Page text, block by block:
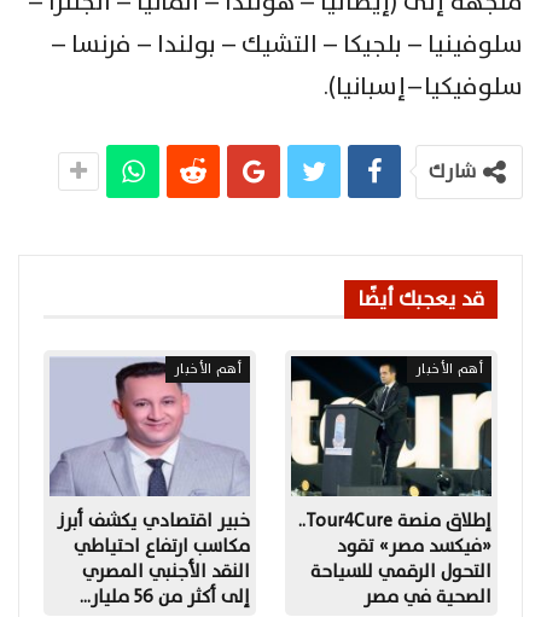
سلوفينيا – بلجيكا – التشيك – بولندا – فرنسا –
سلوفيكيا – إسبانيا).
شارك
قد يعجبك أيضًا
أهم الأخبار
إطلاق منصة Tour4Cure..
«فيكسد مصر» تقود
التحول الرقمي للسياحة
الصحية في مصر
أهم الأخبار
خبير اقتصادي يكشف أبرز
مكاسب ارتفاع احتياطي
النقد الأجنبي المصري
إلى أكثر من 56 مليار…